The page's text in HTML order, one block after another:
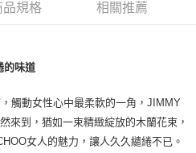
品規格 相關推薦
的味道
觸動女性心中最柔軟的一角，JIMMY
來到，猶如一束精緻綻放的木蘭花束，
女人的魅力，讓人久久繾綣不已。